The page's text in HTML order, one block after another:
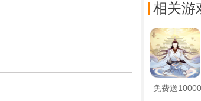
相关游
免费送